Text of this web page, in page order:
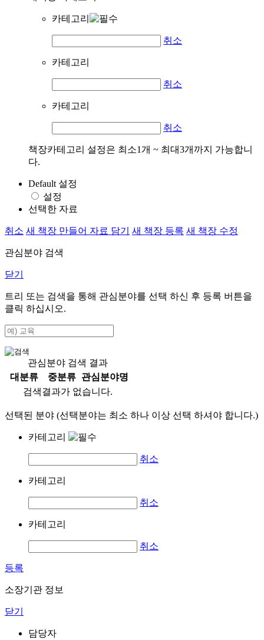
카테고리
취소
카테고리
취소
카테고리
취소
책장카테고리 설정은 최소1개 ~ 최대3개까지 가능합니
다.
Default 설정
설정
선택한 자료
취소 새 책장 만들어 자료 담기 새 책장 등록 새 책장 수정
관심분야 검색
닫기
트리 또는 검색을 통해 관심분야를 선택 하신 후 등록 버튼을
클릭 하십시오.
관심분야 검색 결과
대분류
중분류
관심분야명
검색결과가 없습니다.
선택된 분야 (선택분야는 최소 하나 이상 선택 하셔야 합니다.)
카테고리
취소
카테고리
취소
카테고리
취소
등록
소장기관 정보
닫기
담당자